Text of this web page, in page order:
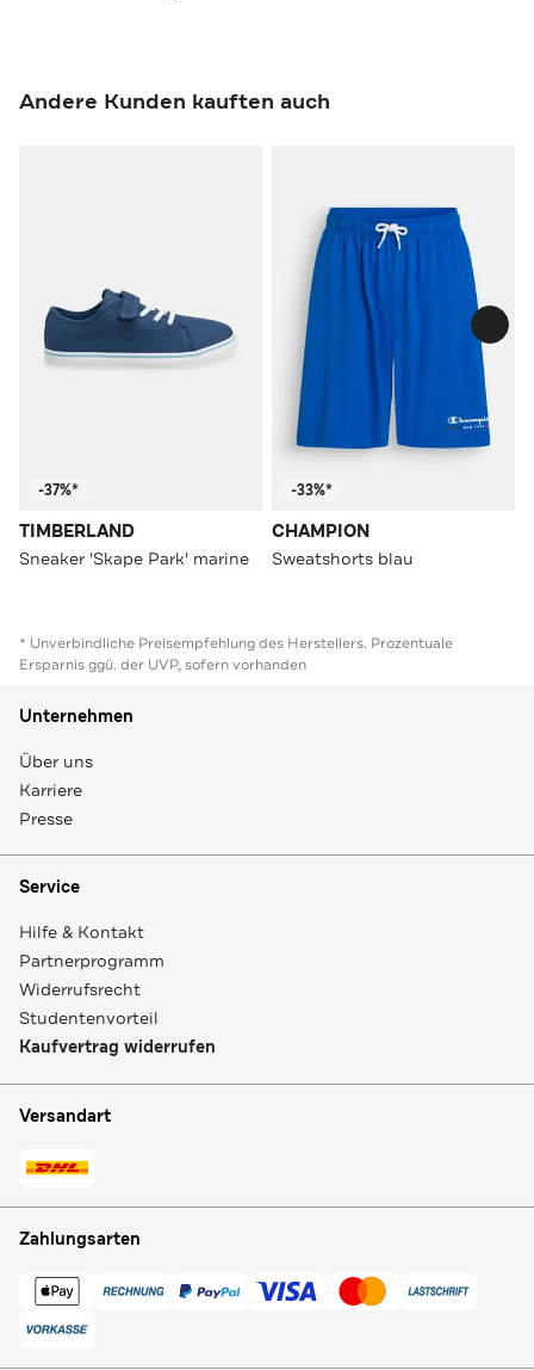
Andere Kunden kauften auch
-37%*
TIMBERLAND
Sneaker 'Skape Park' marine
-33%*
CHAMPION
Sweatshorts blau
* Unverbindliche Preisempfehlung des Herstellers. Prozentuale
Ersparnis ggü. der UVP, sofern vorhanden
Unternehmen
Über uns
Karriere
Presse
Service
Hilfe & Kontakt
Partnerprogramm
Widerrufsrecht
Studentenvorteil
Kaufvertrag widerrufen
Versandart
Zahlungsarten